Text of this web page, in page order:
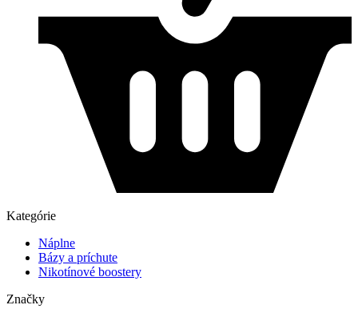
Kategórie
Náplne
Bázy a príchute
Nikotínové boostery
Značky